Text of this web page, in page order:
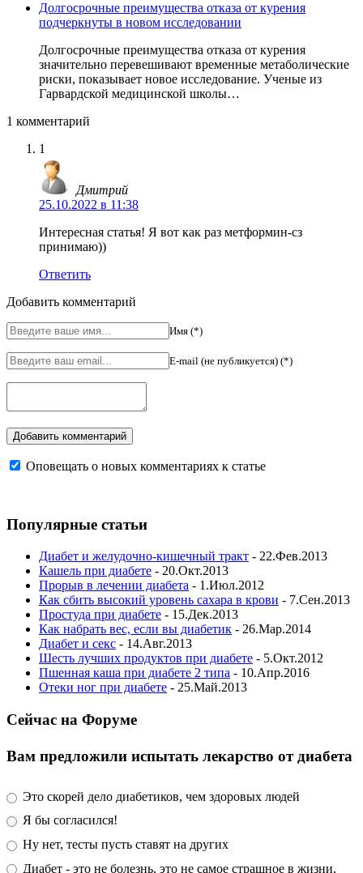
Долгосрочные преимущества отказа от курения
подчеркнуты в новом исследовании
Долгосрочные преимущества отказа от курения
значительно перевешивают временные метаболические
риски, показывает новое исследование. Ученые из
Гарвардской медицинской школы…
1 комментарий
1
Дмитрий
25.10.2022 в 11:38
Интересная статья! Я вот как раз метформин-сз
принимаю))
Ответить
Добавить комментарий
Имя (*)
E-mail (не публикуется) (*)
Оповещать о новых комментариях к статье
Популярные статьи
Диабет и желудочно-кишечный тракт - 22.Фев.2013
Кашель при диабете - 20.Окт.2013
Прорыв в лечении диабета - 1.Июл.2012
Как сбить высокий уровень сахара в крови - 7.Сен.2013
Простуда при диабете - 15.Дек.2013
Как набрать вес, если вы диабетик - 26.Мар.2014
Диабет и секс - 14.Авг.2013
Шесть лучших продуктов при диабете - 5.Окт.2012
Пшенная каша при диабете 2 типа - 10.Апр.2016
Отеки ног при диабете - 25.Май.2013
Сейчас на Форуме
Вам предложили испытать лекарство от диабета
Это скорей дело диабетиков, чем здоровых людей
Я бы согласился!
Ну нет, тесты пусть ставят на других
Диабет - это не болезнь, это не самое страшное в жизни,